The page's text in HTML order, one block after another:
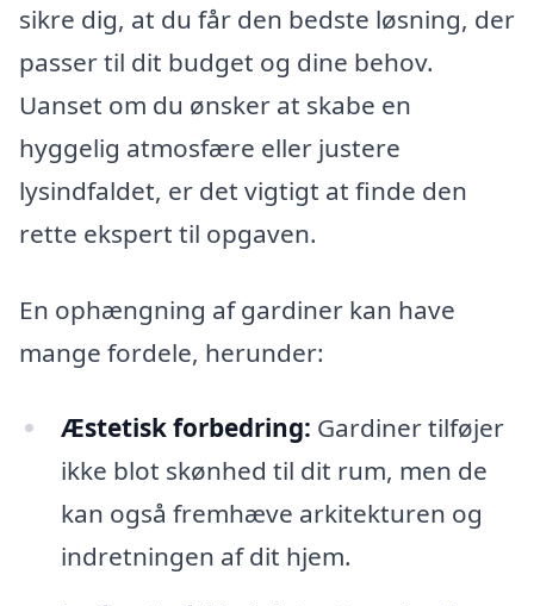
sikre dig, at du får den bedste løsning, der
passer til dit budget og dine behov.
Uanset om du ønsker at skabe en
hyggelig atmosfære eller justere
lysindfaldet, er det vigtigt at finde den
rette ekspert til opgaven.
En ophængning af gardiner kan have
mange fordele, herunder:
Æstetisk forbedring: Gardiner tilføjer
ikke blot skønhed til dit rum, men de
kan også fremhæve arkitekturen og
indretningen af dit hjem.